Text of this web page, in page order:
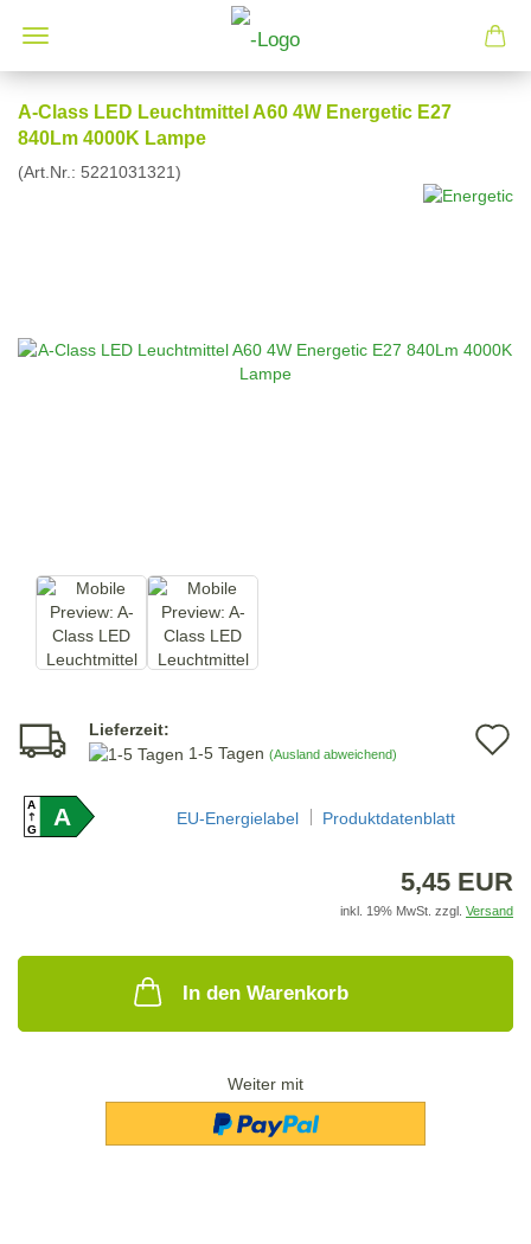
A-Class LED Leuchtmittel A60 4W Energetic E27
840Lm 4000K Lampe
(Art.Nr.: 5221031321)
Lieferzeit:
1-5 Tagen (Ausland abweichend)
A
GA EU-Energielabel Produktdatenblatt
5,45 EUR
inkl. 19% MwSt. zzgl. Versand
In den Warenkorb
Weiter mit